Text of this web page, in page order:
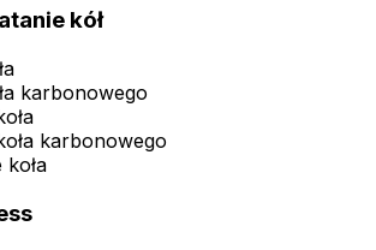
kół
karbonowego
karbonowego
koła